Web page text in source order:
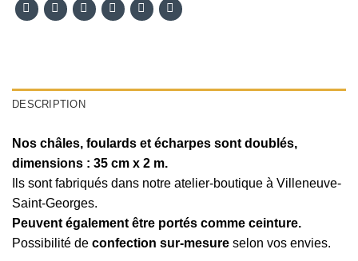
DESCRIPTION
Nos châles, foulards et écharpes sont doublés,
dimensions : 35 cm x 2 m.
Ils sont fabriqués dans notre atelier-boutique à Villeneuve-
Saint-Georges.
Peuvent également être portés comme ceinture.
Possibilité de confection sur-mesure selon vos envies.